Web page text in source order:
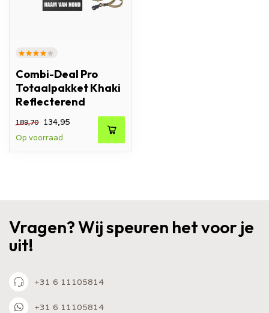
Combi-Deal Pro
Totaalpakket Khaki
Reflecterend
189,70
134,95
Op voorraad
Vragen? Wij speuren het voor je
uit!
+31 6 11105814
+31 6 11105814